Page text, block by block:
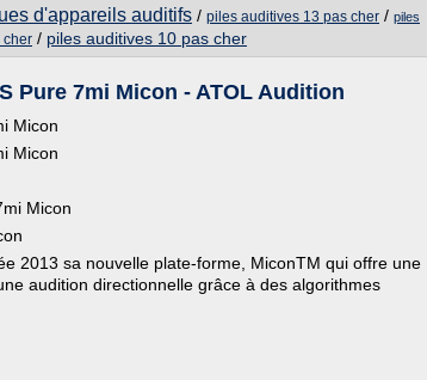
d'appareils auditifs / piles auditives 13 pas cher / piles
cher / piles auditives 10 pas cher
Pure 7mi Micon - ATOL Audition
Micon
Micon
Micon
2013 sa nouvelle plate-forme, MiconTM qui offre une
audition directionnelle grâce à des algorithmes